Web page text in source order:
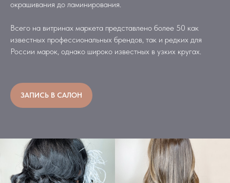
окрашивания до ламинирования.
Всего на витринах маркета представлено более 50 как
известных профессиональных брендов, так и редких для
России марок, однако широко известных в узких кругах.
ЗАПИСЬ В САЛОН